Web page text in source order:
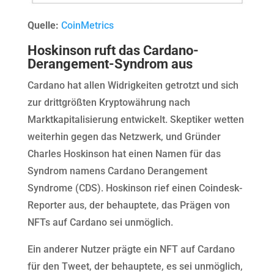
Quelle: CoinMetrics
Hoskinson ruft das Cardano-
Derangement-Syndrom aus
Cardano hat allen Widrigkeiten getrotzt und sich
zur drittgrößten Kryptowährung nach
Marktkapitalisierung entwickelt. Skeptiker wetten
weiterhin gegen das Netzwerk, und Gründer
Charles Hoskinson hat einen Namen für das
Syndrom namens Cardano Derangement
Syndrome (CDS). Hoskinson rief einen Coindesk-
Reporter aus, der behauptete, das Prägen von
NFTs auf Cardano sei unmöglich.
Ein anderer Nutzer prägte ein NFT auf Cardano
für den Tweet, der behauptete, es sei unmöglich,